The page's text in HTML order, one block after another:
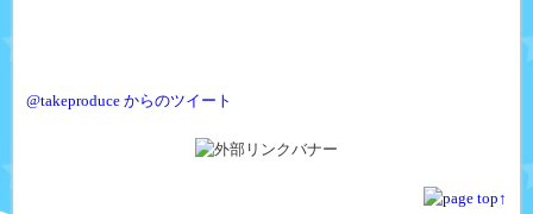
@takeproduce からのツイート